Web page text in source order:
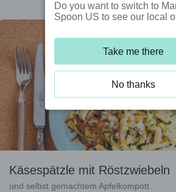
Käsespätzle mit Röstzwiebeln
und selbst gemachtem Apfelkompott
Do you want to switch to
Spoon US to see our local
Take me there
No thanks